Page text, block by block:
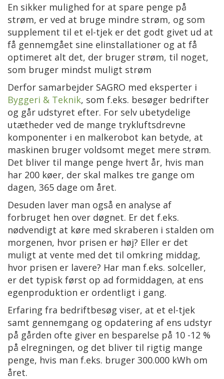
En sikker mulighed for at spare penge på
strøm, er ved at bruge mindre strøm, og som
supplement til et el-tjek er det godt givet ud at
få gennemgået sine elinstallationer og at få
optimeret alt det, der bruger strøm, til noget,
som bruger mindst muligt strøm
Derfor samarbejder SAGRO med eksperter i
Byggeri & Teknik, som f.eks. besøger bedrifter
og går udstyret efter. For selv ubetydelige
utætheder ved de mange trykluftsdrevne
komponenter i en malkerobot kan betyde, at
maskinen bruger voldsomt meget mere strøm.
Det bliver til mange penge hvert år, hvis man
har 200 køer, der skal malkes tre gange om
dagen, 365 dage om året.
Desuden laver man også en analyse af
forbruget hen over døgnet. Er det f.eks.
nødvendigt at køre med skraberen i stalden om
morgenen, hvor prisen er høj? Eller er det
muligt at vente med det til omkring middag,
hvor prisen er lavere? Har man f.eks. solceller,
er det typisk først op ad formiddagen, at ens
egenproduktion er ordentligt i gang.
Erfaring fra bedriftbesøg viser, at et el-tjek
samt gennemgang og opdatering af ens udstyr
på gården ofte giver en besparelse på 10 -12 %
på elregningen, og det bliver til rigtig mange
penge, hvis man f.eks. bruger 300.000 kWh om
året.